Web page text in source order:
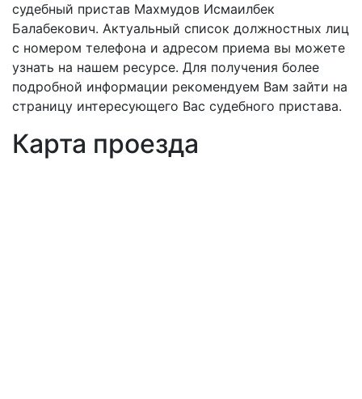
судебный пристав Махмудов Исмаилбек
Балабекович. Актуальный список должностных лиц
с номером телефона и адресом приема вы можете
узнать на нашем ресурсе. Для получения более
подробной информации рекомендуем Вам зайти на
страницу интересующего Вас судебного пристава.
Карта проезда